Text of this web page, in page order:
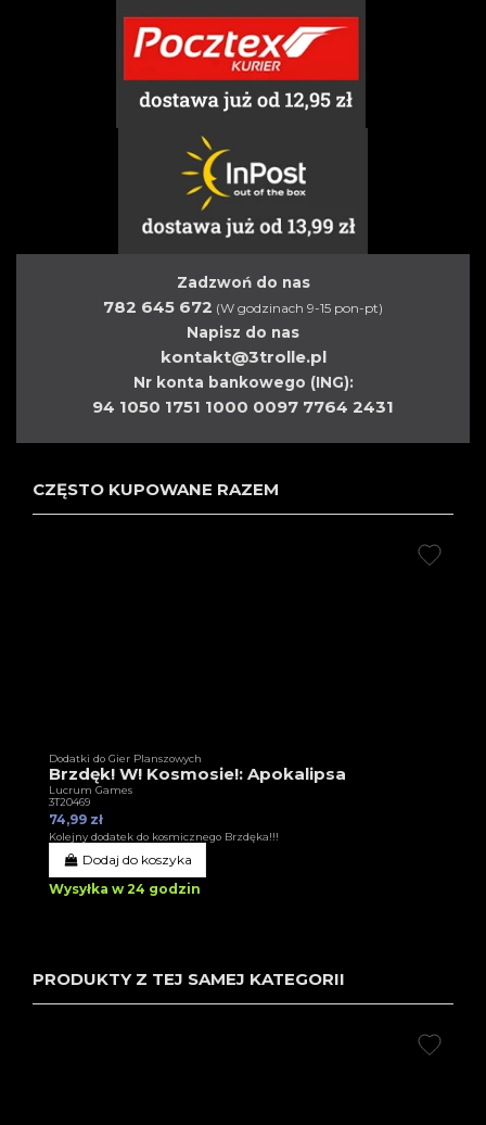
Zadzwoń do nas
782 645 672 (W godzinach 9-15 pon-pt)
Napisz do nas
kontakt@3trolle.pl
Nr konta bankowego (ING):
94 1050 1751 1000 0097 7764 2431
CZĘSTO KUPOWANE RAZEM
Dodatki do Gier Planszowych
Brzdęk! W! Kosmosie!: Apokalipsa
Lucrum Games
3T20469
74,99 zł
Kolejny dodatek do kosmicznego Brzdęka!!!
Dodaj do koszyka
Wysyłka w 24 godzin
PRODUKTY Z TEJ SAMEJ KATEGORII